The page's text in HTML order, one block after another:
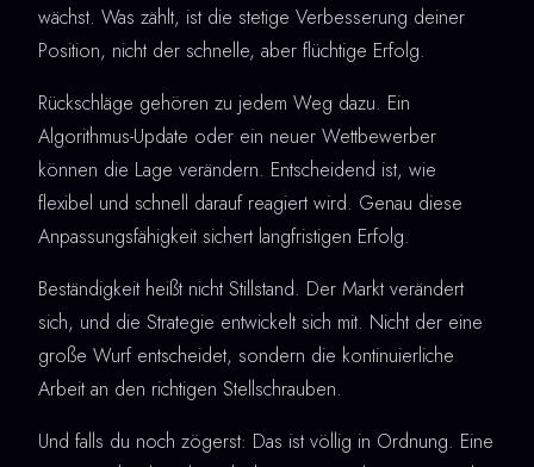
wächst. Was zählt, ist die stetige Verbesserung deiner
Position, nicht der schnelle, aber flüchtige Erfolg.
Rückschläge gehören zu jedem Weg dazu. Ein
Algorithmus-Update oder ein neuer Wettbewerber
können die Lage verändern. Entscheidend ist, wie
flexibel und schnell darauf reagiert wird. Genau diese
Anpassungsfähigkeit sichert langfristigen Erfolg.
Beständigkeit heißt nicht Stillstand. Der Markt verändert
sich, und die Strategie entwickelt sich mit. Nicht der eine
große Wurf entscheidet, sondern die kontinuierliche
Arbeit an den richtigen Stellschrauben.
Und falls du noch zögerst: Das ist völlig in Ordnung. Eine